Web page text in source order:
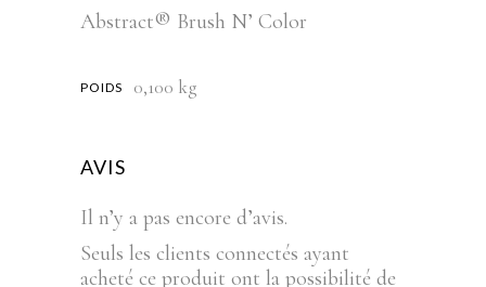
Abstract® Brush N’ Color
POIDS 0,100 kg
AVIS
Il n’y a pas encore d’avis.
Seuls les clients connectés ayant
acheté ce produit ont la possibilité de